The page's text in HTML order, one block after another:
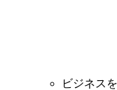
ビジネス